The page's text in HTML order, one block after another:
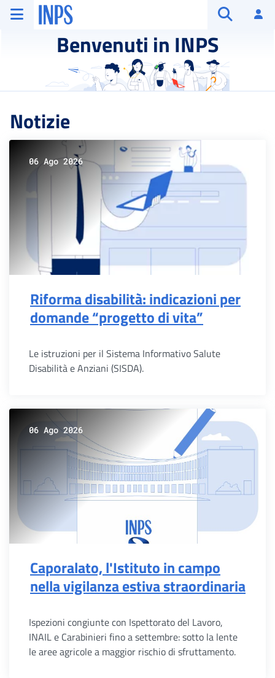
Vai al menu principale
Vai al contenuto principale
Vai al pie' di pagina
INPS ()
Benvenuti in INPS
Notizie
06 Ago 2026
Riforma disabilità: indicazioni per
domande “progetto di vita”
Le istruzioni per il Sistema Informativo Salute
Disabilità e Anziani (SISDA).
06 Ago 2026
Caporalato, l'Istituto in campo
nella vigilanza estiva straordinaria
Ispezioni congiunte con Ispettorato del Lavoro,
INAIL e Carabinieri fino a settembre: sotto la lente
le aree agricole a maggior rischio di sfruttamento.